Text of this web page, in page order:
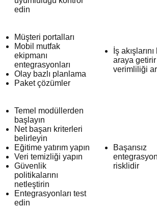
edin
Müşteri portalları
Mobil mutfak
ekipmanı
entegrasyonları
Olay bazlı planlama
Paket çözümler
İş
araya
verimliliği
Temel modüllerden
başlayın
Net başarı kriterleri
belirleyin
Eğitime yatırım yapın
Veri temizliği yapın
Güvenlik
politikalarını
netleştirin
Entegrasyonları test
edin
Başarısız
risklidir